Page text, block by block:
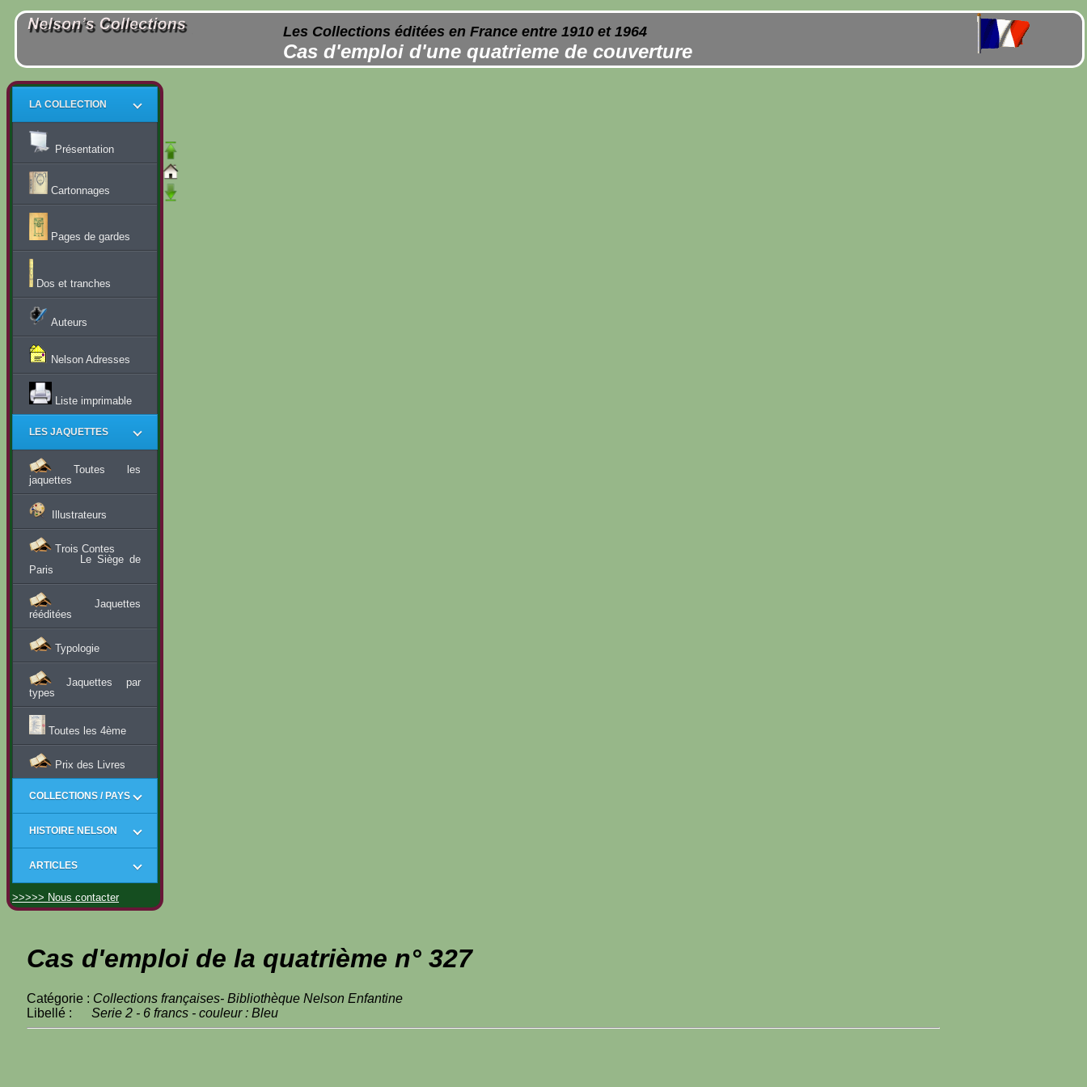
Les Collections éditées en France entre 1910 et 1964
Cas d'emploi d'une quatrieme de couverture
LA COLLECTION
Présentation
Cartonnages
Pages de gardes
Dos et tranches
Auteurs
Nelson Adresses
Liste imprimable
LES JAQUETTES
Toutes les
jaquettes
Illustrateurs
Trois Contes
Le Siège de
Paris
Jaquettes
rééditées
Typologie
Jaquettes par
types
Toutes les 4ème
Prix des Livres
COLLECTIONS / PAYS
HISTOIRE NELSON
ARTICLES
>>>>> Nous contacter
Cas d'emploi de la quatrième n° 327
Catégorie : Collections françaises- Bibliothèque Nelson Enfantine
Libellé : Serie 2 - 6 francs - couleur : Bleu